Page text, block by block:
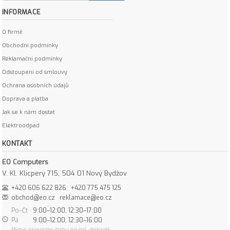
INFORMACE
O firmě
Obchodní podmínky
Reklamační podmínky
Odstoupení od smlouvy
Ochrana osobních údajů
Doprava a platba
Jak se k nám dostat
Elektroodpad
KONTAKT
EO Computers
V. Kl. Klicpery 715, 504 01 Nový Bydžov
+420 606 622 826
+420 775 475 125
obchod@eo.cz
reklamace@eo.cz
Po–Čt
9:00–12:00, 12:30–17:00
Pá
9:00–12:00, 12:30–16:00